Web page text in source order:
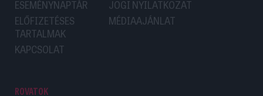
ESEMÉNYNAPTÁR
ELŐFIZETÉSES
TARTALMAK
KAPCSOLAT
JOGI NYILATKOZAT
MÉDIAAJÁNLAT
ROVATOK